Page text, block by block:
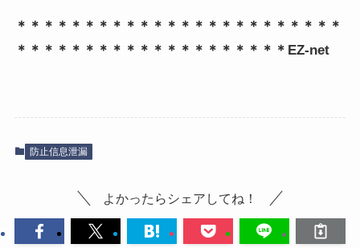
＊＊＊＊＊＊＊＊＊＊＊＊＊＊＊＊＊＊＊＊＊＊＊＊
＊＊＊＊＊＊＊＊＊＊＊＊＊＊＊＊＊＊＊＊EZ-net
防止信息泄漏
よかったらシェアしてね！